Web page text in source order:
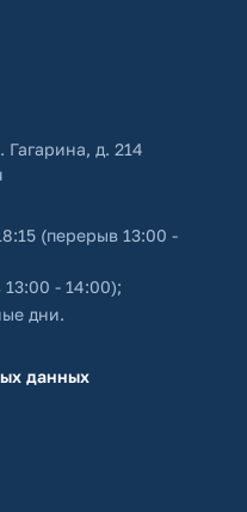
д. 214
(перерыв 13:00 -
- 14:00);
дни.
данных